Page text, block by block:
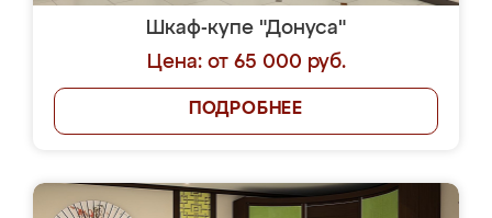
Шкаф-купе "Донуса"
Цена: от 65 000 руб.
ПОДРОБНЕЕ